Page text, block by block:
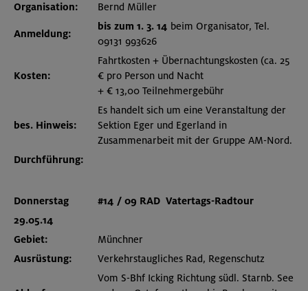
Organisation:
Bernd Müller
Anmeldung:
bis zum 1. 3. 14 beim Organisator, Tel.
09131 993626
Kosten:
Fahrtkosten + Übernachtungskosten (ca. 25
€ pro Person und Nacht
+ € 13,00 Teilnehmergebühr
bes. Hinweis:
Es handelt sich um eine Veranstaltung der
Sektion Eger und Egerland in
Zusammenarbeit mit der Gruppe AM-Nord.
Durchführung:
Donnerstag #14 / 09 RAD Vatertags-Radtour
29.05.14
Gebiet:
Münchner
Ausrüstung:
Verkehrstaugliches Rad, Regenschutz
Vom S-Bhf Icking Richtung südl. Starnb. See